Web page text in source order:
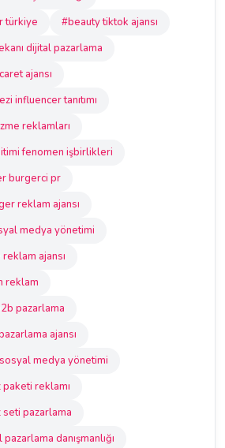
türkiye
#beauty tiktok ajansı
dijital pazarlama
ajansı
influencer tanıtımı
reklamları
fenomen işbirlikleri
burgerci pr
reklam ajansı
medya yönetimi
ajansı
reklam
pazarlama
ajansı
medya yönetimi
reklamı
pazarlama
danışmanlığı